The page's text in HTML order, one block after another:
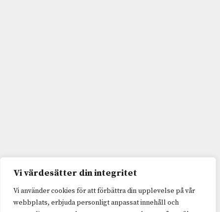
Vi värdesätter din integritet
Vi använder cookies för att förbättra din upplevelse på vår
webbplats, erbjuda personligt anpassat innehåll och